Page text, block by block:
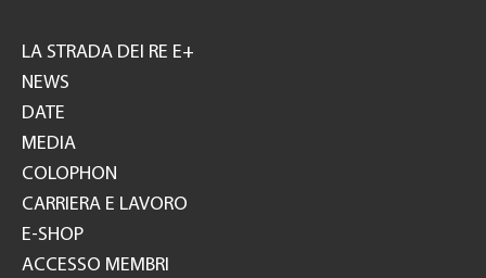
GH
LA STRADA DEI RE E+
NEWS
DATE
MEDIA
COLOPHON
CARRIERA E LAVORO
E-SHOP
ACCESSO MEMBRI